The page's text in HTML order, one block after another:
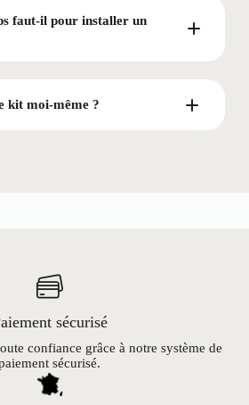
faut-il pour installer un
kit moi-même ?
sécurisé
confiance grâce à notre système de
sécurisé.